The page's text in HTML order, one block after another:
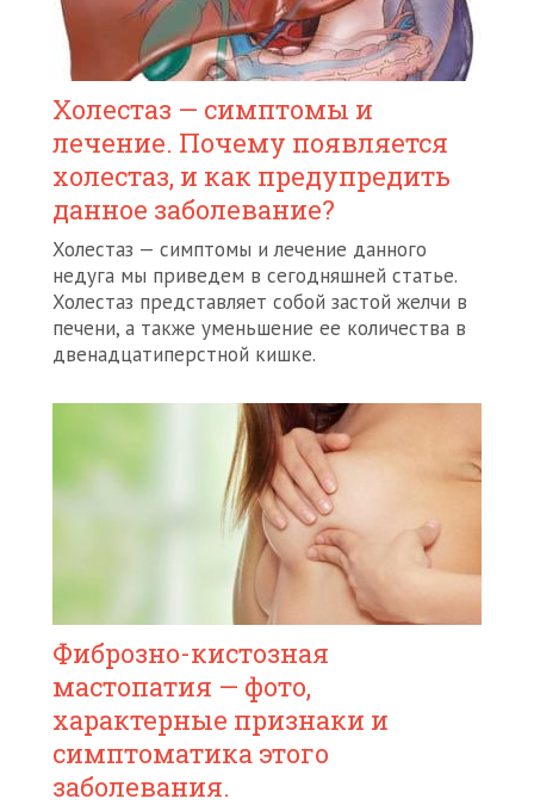
Холестаз — симптомы и
лечение. Почему появляется
холестаз, и как предупредить
данное заболевание?
Холестаз — симптомы и лечение данного
недуга мы приведем в сегодняшней статье.
Холестаз представляет собой застой желчи в
печени, а также уменьшение ее количества в
двенадцатиперстной кишке.
Фиброзно-кистозная
мастопатия — фото,
характерные признаки и
симптоматика этого
заболевания.